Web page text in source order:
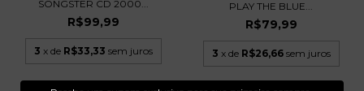
SONGSTER CD 2000...
R$99,99
3 x de R$33,33 sem juros
PLAY THE BLUE...
R$79,99
3 x de R$26,66 sem juros